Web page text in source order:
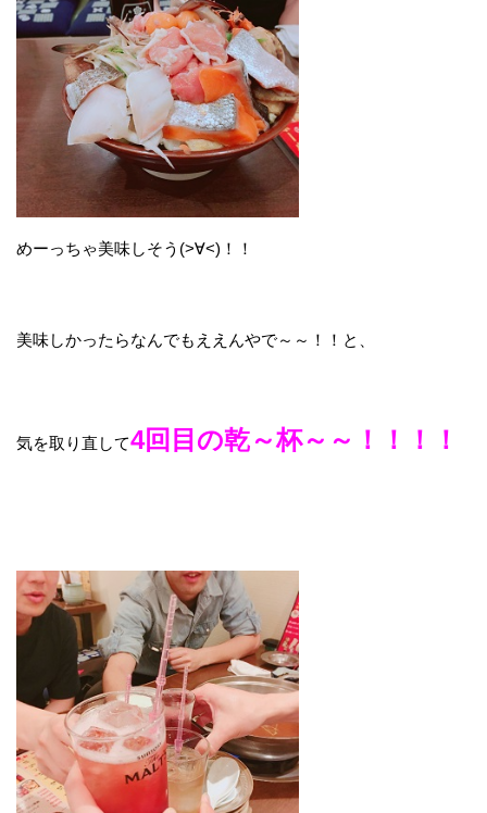
めーっちゃ美味しそう(>∀<)！！
美味しかったらなんでもええんやで～～！！と、
気を取り直して4回目の乾～杯～～！！！！